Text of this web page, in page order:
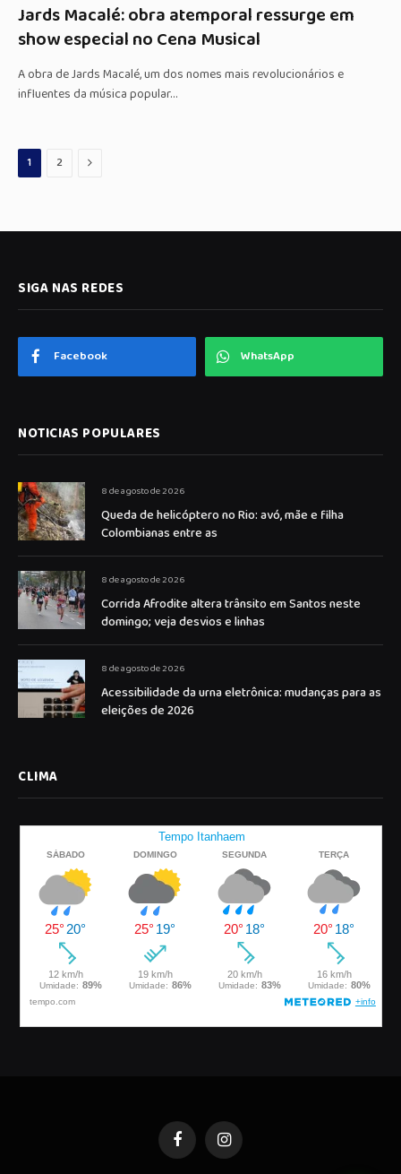
Jards Macalé: obra atemporal ressurge em
show especial no Cena Musical
A obra de Jards Macalé, um dos nomes mais revolucionários e
influentes da música popular…
1 2 Proximo
SIGA NAS REDES
Facebook WhatsApp
NOTICIAS POPULARES
8 de agosto de 2026
Queda de helicóptero no Rio: avó, mãe e filha
Colombianas entre as
8 de agosto de 2026
Corrida Afrodite altera trânsito em Santos neste
domingo; veja desvios e linhas
8 de agosto de 2026
Acessibilidade da urna eletrônica: mudanças para as
eleições de 2026
CLIMA
FacebookInstagram